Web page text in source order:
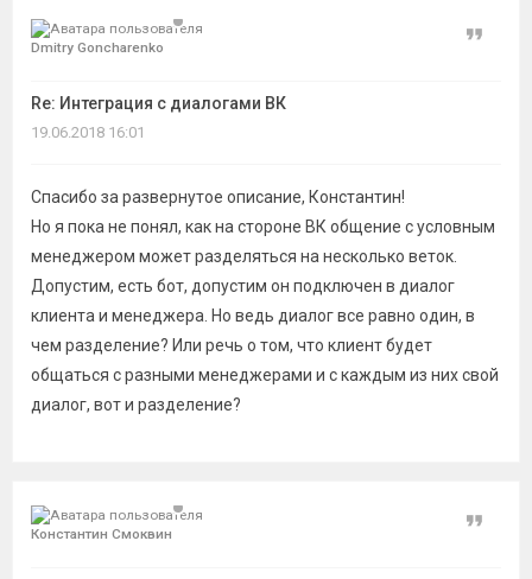
Dmitry Goncharenko
Re: Интеграция с диалогами ВК
Цитата
19.06.2018 16:01
Спасибо за развернутое описание, Константин!
Но я пока не понял, как на стороне ВК общение с условным
менеджером может разделяться на несколько веток.
Допустим, есть бот, допустим он подключен в диалог
клиента и менеджера. Но ведь диалог все равно один, в
чем разделение? Или речь о том, что клиент будет
общаться с разными менеджерами и с каждым из них свой
диалог, вот и разделение?
Константин Смоквин
Цитата